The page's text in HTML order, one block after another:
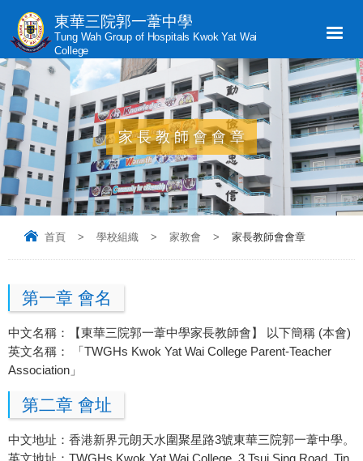
東華三院郭一葦中學
Tung Wah Group of Hospitals Kwok Yat Wai
College
家長教師會會章
首頁 > 學校組織 > 家教會 > 家長教師會會章
第一章 會名
中文名稱：【東華三院郭一葦中學家長教師會】 以下簡稱 (本會)
英文名稱： 「TWGHs Kwok Yat Wai College Parent-Teacher
Association」
第二章 會址
中文地址：香港新界元朗天水圍聚星路3號東華三院郭一葦中學。
英文地址：TWGHs Kwok Yat Wai College, 3 Tsui Sing Road, Tin